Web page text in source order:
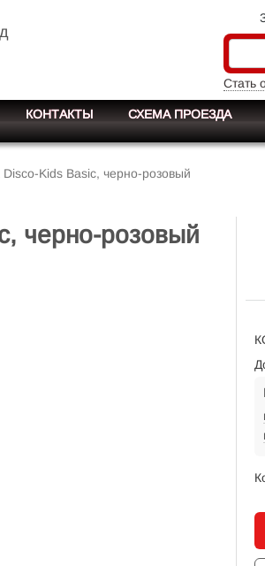
Стать
КОНТАКТЫ СХЕМА ПРОЕЗДА
Kids Basic, черно-розовый
черно-розовый